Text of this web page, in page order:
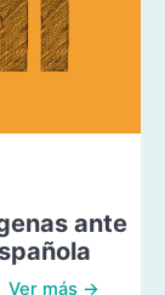
ante
Ver más →